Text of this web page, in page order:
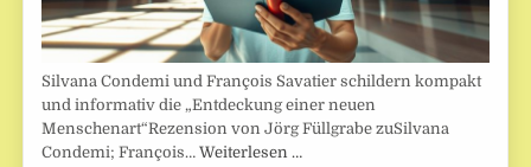
Silvana Condemi und François Savatier schildern kompakt
und informativ die „Entdeckung einer neuen
Menschenart“Rezension von Jörg Füllgrabe zuSilvana
Condemi; François…Weiterlesen …